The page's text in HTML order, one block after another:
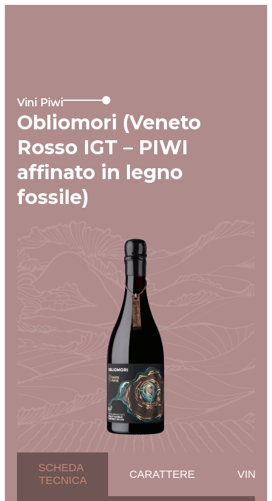
Vini Piwi
Obliomori (Veneto
Rosso IGT – PIWI
affinato in legno
fossile)
SCHEDA
TECNICA
CARATTERE